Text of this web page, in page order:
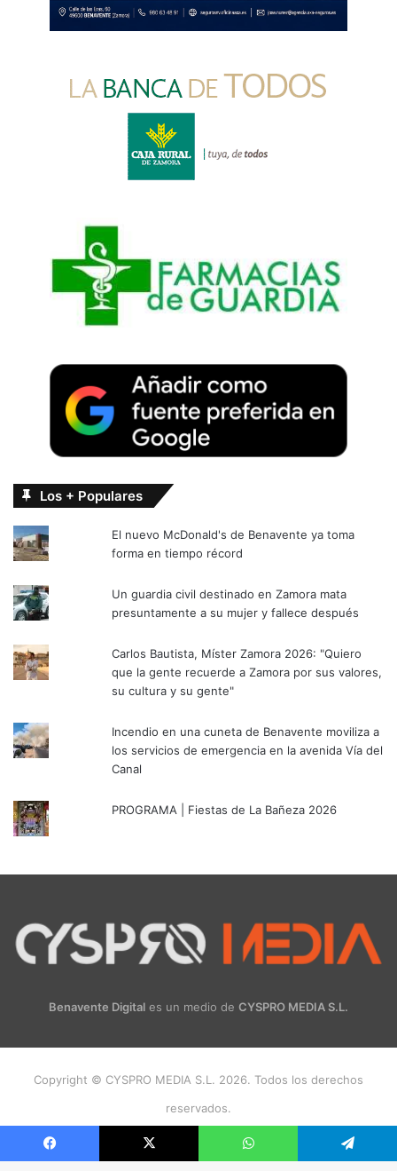
Los + Populares
El nuevo McDonald's de Benavente ya toma
forma en tiempo récord
Un guardia civil destinado en Zamora mata
presuntamente a su mujer y fallece después
Carlos Bautista, Míster Zamora 2026: "Quiero
que la gente recuerde a Zamora por sus valores,
su cultura y su gente"
Incendio en una cuneta de Benavente moviliza a
los servicios de emergencia en la avenida Vía del
Canal
PROGRAMA | Fiestas de La Bañeza 2026
Benavente Digital es un medio de CYSPRO MEDIA S.L.
Copyright © CYSPRO MEDIA S.L. 2026. Todos los derechos
reservados.
Instagram
Facebook X WhatsApp Telegram